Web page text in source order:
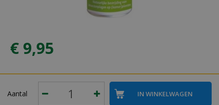
€ 9,95
Aantal